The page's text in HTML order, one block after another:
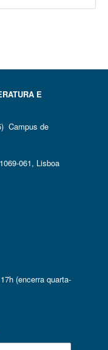
E
Campus de
061, Lisboa
(encerra quarta-